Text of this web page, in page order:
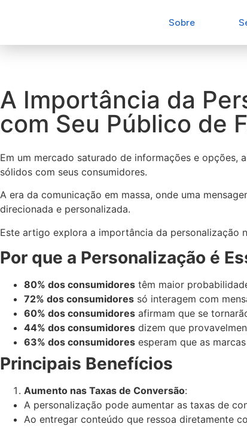
Sobre
A Importância da
com Seu Público de
Em um mercado saturado de informações e opções,
sólidos com seus consumidores.
A era da comunicação em massa, onde uma
direcionada e personalizada.
Este artigo explora a importância da
Por que a Personalização é
80% dos consumidores têm maior
72% dos consumidores só interagem com
60% dos consumidores afirmam que se
44% dos consumidores dizem que
63% dos consumidores esperam que as
Principais Benefícios
Aumento nas Taxas de Conversão:
A personalização pode aumentar as taxas de
Ao entregar conteúdo que ressoa diretamente